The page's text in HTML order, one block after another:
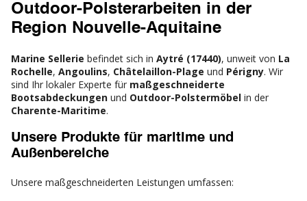
Outdoor-Polsterarbeiten in der
Region Nouvelle-Aquitaine
Marine Sellerie befindet sich in Aytré (17440), unweit von La
Rochelle, Angoulins, Châtelaillon-Plage und Périgny. Wir
sind Ihr lokaler Experte für maßgeschneiderte
Bootsabdeckungen und Outdoor-Polstermöbel in der
Charente-Maritime.
Unsere Produkte für maritime und
Außenbereiche
Unsere maßgeschneiderten Leistungen umfassen: